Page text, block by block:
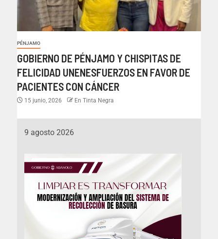
PÉNJAMO
GOBIERNO DE PÉNJAMO Y CHISPITAS DE
FELICIDAD UNENESFUERZOS EN FAVOR DE
PACIENTES CON CÁNCER
15 junio, 2026 En Tinta Negra
9 agosto 2026